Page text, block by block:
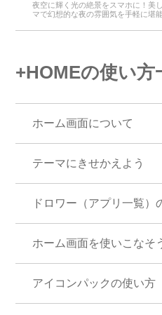
夜空に輝く光の絶景をスマホに！美
マで幻想的な夜の雰囲気を手軽に堪
+HOMEの使い方
ホーム画面について
テーマにきせかえよう
ドロワー（アプリ一覧）
ホーム画面を使いこなそ
アイコンパックの使い方